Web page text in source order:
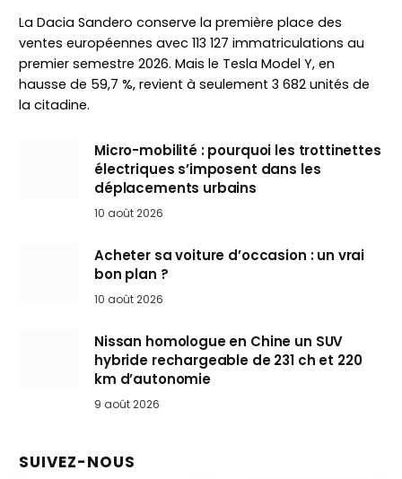
La Dacia Sandero conserve la première place des
ventes européennes avec 113 127 immatriculations au
premier semestre 2026. Mais le Tesla Model Y, en
hausse de 59,7 %, revient à seulement 3 682 unités de
la citadine.
Micro-mobilité : pourquoi les trottinettes
électriques s’imposent dans les
déplacements urbains
10 août 2026
Acheter sa voiture d’occasion : un vrai
bon plan ?
10 août 2026
Nissan homologue en Chine un SUV
hybride rechargeable de 231 ch et 220
km d’autonomie
9 août 2026
SUIVEZ-NOUS